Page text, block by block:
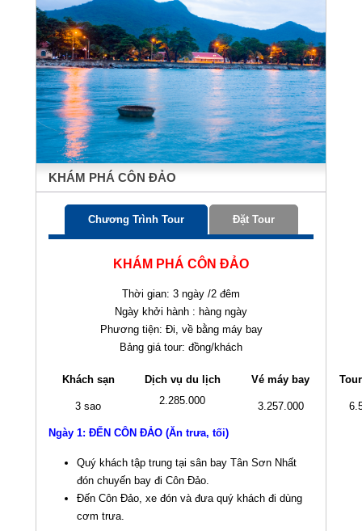
KHÁM PHÁ CÔN ĐẢO
Chương Trình Tour Đặt Tour
KHÁM PHÁ CÔN ĐẢO
Thời gian: 3 ngày /2 đêm
Ngày khởi hành : hàng ngày
Phương tiện: Đi, về bằng máy bay
Bảng giá tour: đồng/khách
Khách sạn Dịch vụ du lịch Vé máy bay
3 sao 2.285.000 3.257.000
Ngày 1: ĐẾN CÔN ĐẢO (Ăn trưa, tối)
Quý khách tập trung tại sân bay Tân Sơn Nhất
đón chuyến bay đi Côn Đảo.
Đến Côn Đảo, xe đón và đưa quý khách đi dùng
cơm trưa.